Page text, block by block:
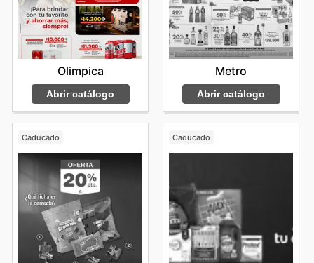
Olimpica
Abrir catálogo
Metro
Abrir catálogo
Caducado Caducado